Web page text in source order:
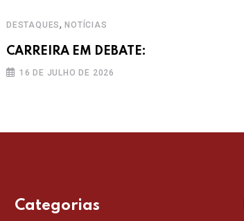
DESTAQUES,NOTÍCIAS
CARREIRA EM DEBATE:
16 DE JULHO DE 2026
Categorias